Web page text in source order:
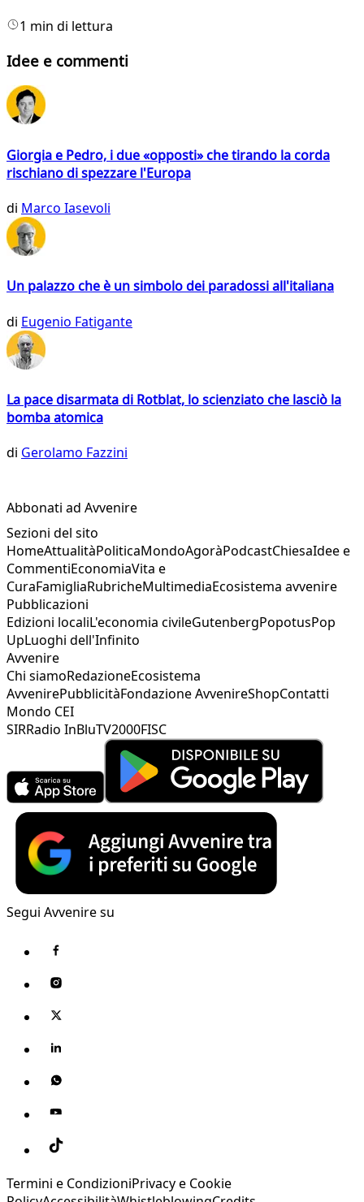
1 min di lettura
Idee e commenti
Giorgia e Pedro, i due «opposti» che tirando la corda
rischiano di spezzare l'Europa
di Marco Iasevoli
Un palazzo che è un simbolo dei paradossi all'italiana
di Eugenio Fatigante
La pace disarmata di Rotblat, lo scienziato che lasciò la
bomba atomica
di Gerolamo Fazzini
Abbonati ad Avvenire
Sezioni del sito
HomeAttualitàPoliticaMondoAgoràPodcastChiesaIdee e
CommentiEconomiaVita e
CuraFamigliaRubricheMultimediaEcosistema avvenire
Pubblicazioni
Edizioni localiL'economia civileGutenbergPopotusPop
UpLuoghi dell'Infinito
Avvenire
Chi siamoRedazioneEcosistema
AvvenirePubblicitàFondazione AvvenireShopContatti
Mondo CEI
SIRRadio InBluTV2000FISC
Segui Avvenire su
Termini e CondizioniPrivacy e Cookie